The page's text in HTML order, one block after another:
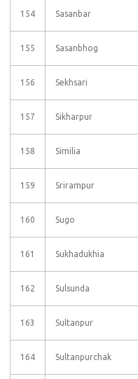
154 Sasanbar
155 Sasanbhog
156 Sekhsari
157 Sikharpur
158 Similia
159 Srirampur
160 Sugo
161 Sukhadukhia
162 Sulsunda
163 Sultanpur
164 Sultanpurchak